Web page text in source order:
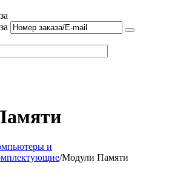
и
/Модули Памяти